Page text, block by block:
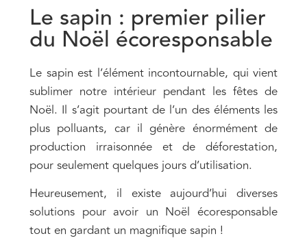
Le sapin : premier pilier
du Noël écoresponsable
Le sapin est l’élément incontournable, qui vient
sublimer notre intérieur pendant les fêtes de
Noël. Il s’agit pourtant de l’un des éléments les
plus polluants, car il génère énormément de
production irraisonnée et de déforestation,
pour seulement quelques jours d’utilisation.
Heureusement, il existe aujourd’hui diverses
solutions pour avoir un Noël écoresponsable
tout en gardant un magnifique sapin !